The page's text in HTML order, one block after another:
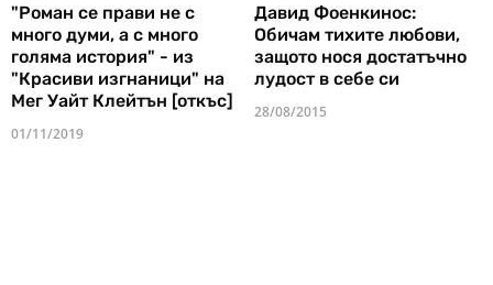
"Роман се прави не с
много думи, а с много
голяма история" - из
"Красиви изгнаници" на
Мег Уайт Клейтън [откъс]
01/11/2019
Давид Фоенкинос:
Обичам тихите любови,
защото нося достатъчно
лудост в себе си
28/08/2015